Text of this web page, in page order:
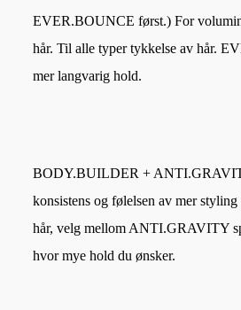
EVER.BOUNCE først.) For
hår. Til alle typer tykkelse av hår.
mer langvarig hold.
BODY.BUILDER +
konsistens og følelsen av mer
hår, velg mellom ANTI.GRAVITY
hvor mye hold du ønsker.